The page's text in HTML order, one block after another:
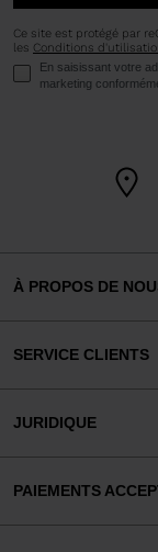
Ce site est protégé par
les Conditions
En saisissant votre
marketing
À PROPOS DE
SERVICE CLIENTS
JURIDIQUE
PAIEMENTS